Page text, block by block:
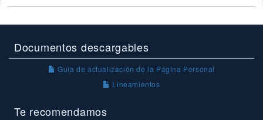
Documentos descargables
Guía de actualización de la Página Personal
Lineamientos
Te recomendamos